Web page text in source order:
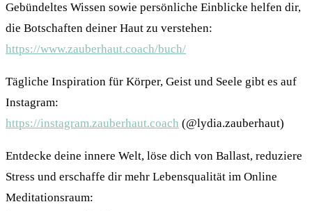
Gebündeltes Wissen sowie persönliche Einblicke helfen dir,
die Botschaften deiner Haut zu verstehen:
https://www.zauberhaut.coach/buch/
Tägliche Inspiration für Körper, Geist und Seele gibt es auf
Instagram:
https://instagram.zauberhaut.coach (@lydia.zauberhaut)
Entdecke deine innere Welt, löse dich von Ballast, reduziere
Stress und erschaffe dir mehr Lebensqualität im Online
Meditationsraum: